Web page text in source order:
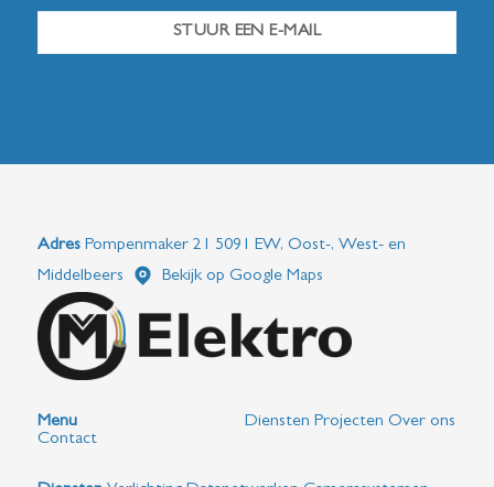
STUUR EEN E-MAIL
AdresPompenmaker 21 5091 EW, Oost-, West- en
Middelbeers
Bekijk op Google Maps
Menu Diensten Projecten Over ons
Contact